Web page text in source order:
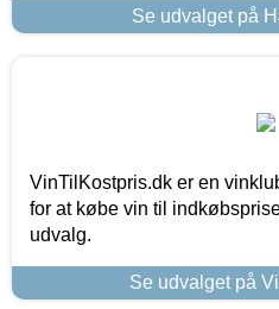
Se udvalget på
VinTilKostpris.dk er en
for at købe vin til
udvalg.
Se udvalget på